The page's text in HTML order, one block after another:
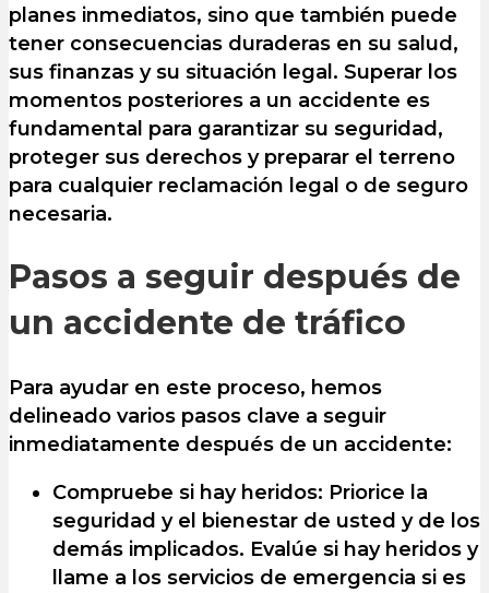
planes inmediatos, sino que también puede
tener consecuencias duraderas en su salud,
sus finanzas y su situación legal. Superar los
momentos posteriores a un accidente es
fundamental para garantizar su seguridad,
proteger sus derechos y preparar el terreno
para cualquier reclamación legal o de seguro
necesaria.
Pasos a seguir después de
un accidente de tráfico
Para ayudar en este proceso, hemos
delineado varios pasos clave a seguir
inmediatamente después de un accidente:
Compruebe si hay heridos: Priorice la
seguridad y el bienestar de usted y de los
demás implicados. Evalúe si hay heridos y
llame a los servicios de emergencia si es